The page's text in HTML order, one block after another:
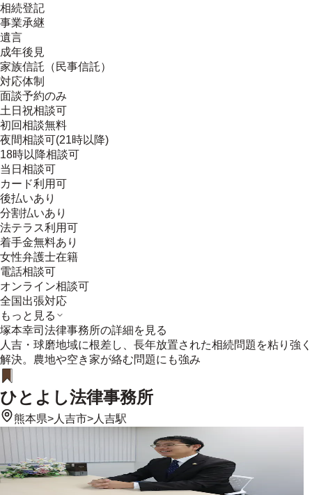
相続登記
事業承継
遺言
成年後見
家族信託（民事信託）
対応体制
面談予約のみ
土日祝相談可
初回相談無料
夜間相談可(21時以降)
18時以降相談可
当日相談可
カード利用可
後払いあり
分割払いあり
法テラス利用可
着手金無料あり
女性弁護士在籍
電話相談可
オンライン相談可
全国出張対応
もっと見る
塚本幸司法律事務所の詳細を見る
人吉・球磨地域に根差し、長年放置された相続問題を粘り強く
解決。農地や空き家が絡む問題にも強み
ひとよし法律事務所
熊本県>人吉市>人吉駅